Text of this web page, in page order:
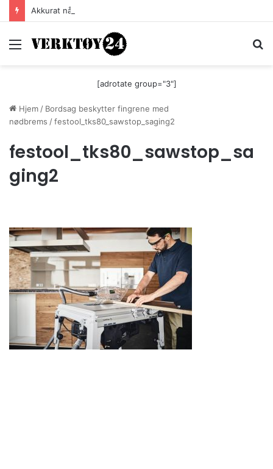
Akkurat nå er batteri-bordsaga til Festool billigere
Meny
[adrotate group="3"]
Hjem / Bordsag beskytter fingrene med
nødbrems /festool_tks80_sawstop_saging2
festool_tks80_sawstop_sa
ging2